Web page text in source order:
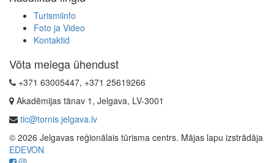
Turismiinfo
Foto ja Video
Kontaktid
Võta meiega ühendust
+371 63005447, +371 25619266
Akadēmijas tänav 1, Jelgava, LV-3001
tic@tornis.jelgava.lv
© 2026 Jelgavas reģionālais tūrisma centrs. Mājas lapu izstrādāja
EDEVON